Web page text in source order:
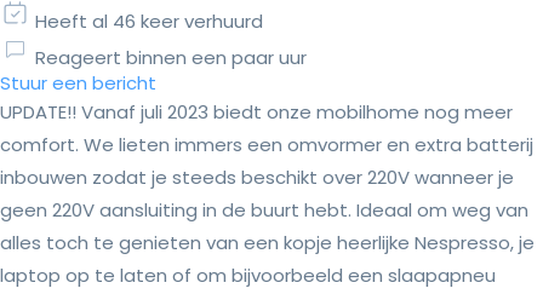
Heeft al 46 keer verhuurd
Reageert binnen een paar uur
Stuur een bericht
UPDATE!! Vanaf juli 2023 biedt onze mobilhome nog meer
comfort. We lieten immers een omvormer en extra batterij
inbouwen zodat je steeds beschikt over 220V wanneer je
geen 220V aansluiting in de buurt hebt. Ideaal om weg van
alles toch te genieten van een kopje heerlijke Nespresso, je
laptop op te laten of om bijvoorbeeld een slaapapneu